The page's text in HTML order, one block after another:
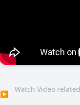
▶
Watch Video